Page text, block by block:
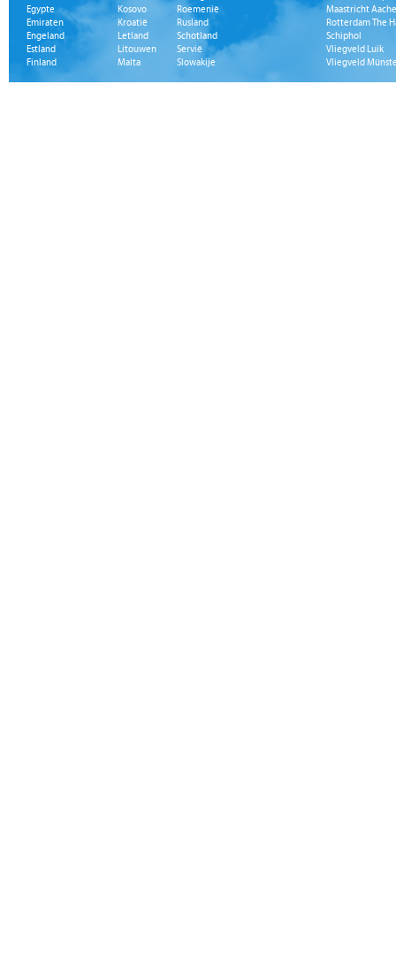
Egypte
Emiraten
Engeland
Estland
Finland
Kosovo
Kroatië
Letland
Litouwen
Malta
Roemenië
Rusland
Schotland
Servië
Slowakije
Maastricht
Rotterdam The
Schiphol
Vliegveld Luik
Vliegveld